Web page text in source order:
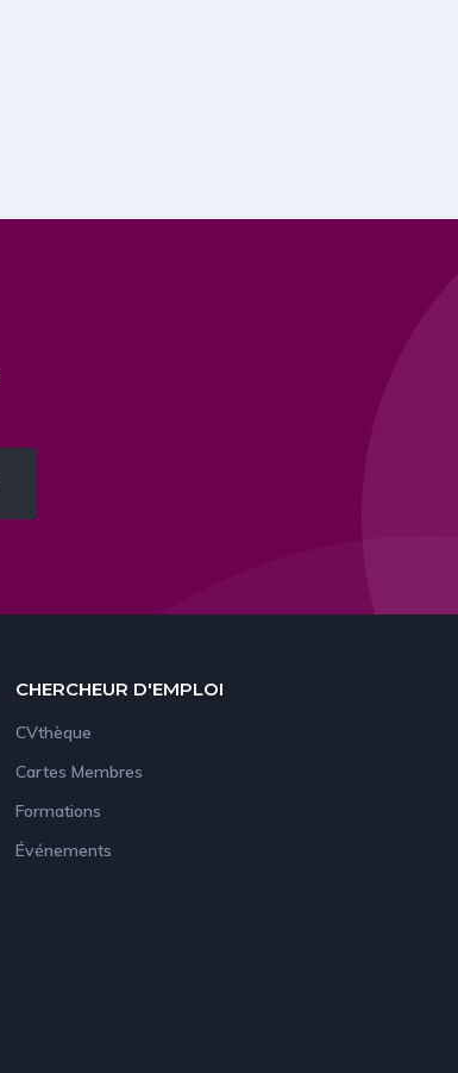
CHERCHEUR D'EMPLOI
CVthèque
Cartes Membres
Formations
Événements